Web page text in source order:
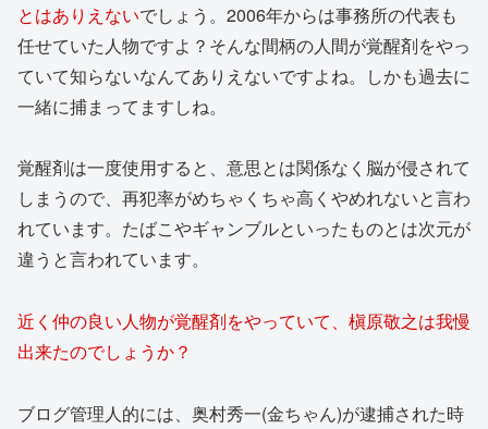
とはありえないでしょう。2006年からは事務所の代表も
任せていた人物ですよ？そんな間柄の人間が覚醒剤をやっ
ていて知らないなんてありえないですよね。しかも過去に
一緒に捕まってますしね。
覚醒剤は一度使用すると、意思とは関係なく脳が侵されて
しまうので、再犯率がめちゃくちゃ高くやめれないと言わ
れています。たばこやギャンブルといったものとは次元が
違うと言われています。
近く仲の良い人物が覚醒剤をやっていて、槇原敬之は我慢
出来たのでしょうか？
ブログ管理人的には、奥村秀一(金ちゃん)が逮捕された時